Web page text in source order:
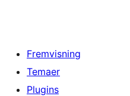
Fremvisning
Temaer
Plugins